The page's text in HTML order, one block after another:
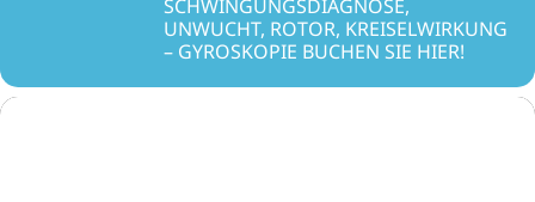
SCHWINGUNGSDIAGNOSE,
UNWUCHT, ROTOR, KREISELWIRKUNG
– GYROSKOPIE BUCHEN SIE HIER!